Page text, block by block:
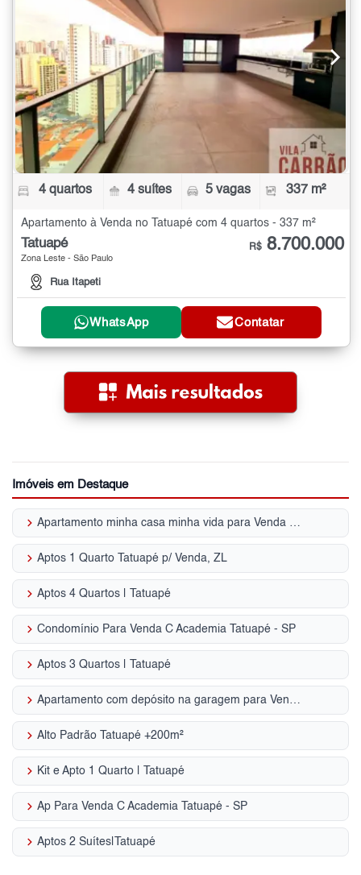
4 quartos 4 suítes 5 vagas 337 m²
Apartamento à Venda no Tatuapé com 4 quartos - 337 m²
Tatuapé
Zona Leste - São Paulo
Rua Itapeti
R$ 8.700.000
WhatsApp Contatar
Imóveis em Destaque
keyboard_arrow_right Apartamento minha casa minha vida para Venda | Tatuapé
keyboard_arrow_right Aptos 1 Quarto Tatuapé p/ Venda, ZL
keyboard_arrow_right Aptos 4 Quartos | Tatuapé
keyboard_arrow_right Condomínio Para Venda C Academia Tatuapé - SP
keyboard_arrow_right Aptos 3 Quartos | Tatuapé
keyboard_arrow_right Apartamento com depósito na garagem para Venda | Tatuapé
keyboard_arrow_right Alto Padrão Tatuapé +200m²
keyboard_arrow_right Kit e Apto 1 Quarto | Tatuapé
keyboard_arrow_right Ap Para Venda C Academia Tatuapé - SP
keyboard_arrow_right Aptos 2 Suítes|Tatuapé